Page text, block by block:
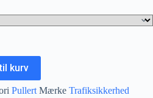
kurv
Pullert Mærke Trafiksikkerhed